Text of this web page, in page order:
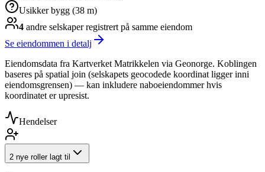
Usikker bygg (38 m)
4 andre selskaperregistrert på samme eiendom
Se eiendommen i detalj
Eiendomsdata fra Kartverket Matrikkelen via Geonorge. Koblingen
baseres på spatial join (selskapets geocodede koordinat ligger inni
eiendomsgrensen) — kan inkludere naboeiendommer hvis
koordinatet er upresist.
Hendelser
2 nye roller lagt til